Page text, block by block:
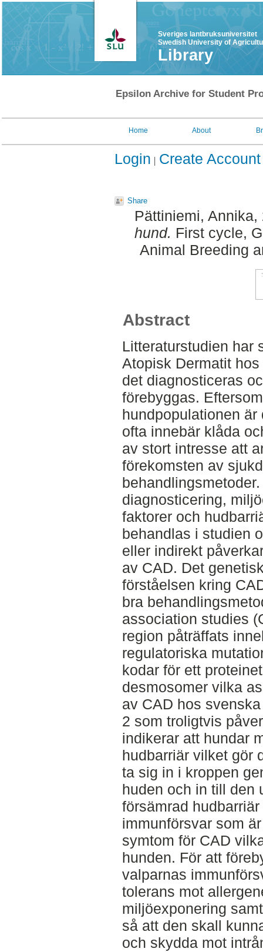
Sveriges lantbruksuniversitet
Swedish University of
Library
Epsilon Archive for Student
Home About
Login Create Account
Share
Pättiniemi, Annika,
hund. First cycle,
Animal Breeding
Abstract
Litteraturstudien har
Atopisk Dermatit
det diagnosticeras
förebyggas.
hundpopulationen
ofta innebär klåda
av stort intresse att
förekomsten av
diagnosticering,
faktorer och
behandlas i studien
eller indirekt
av CAD. Det
förståelsen kring
bra
association studies
region påträffats
regulatoriska
kodar för ett
desmosomer vilka
av CAD hos
2 som troligtvis
indikerar att hundar
hudbarriär vilket gör
ta sig in i kroppen
huden och in till den
försämrad
immunförsvar som
symtom för CAD
hunden. För att
valparnas
tolerans mot
miljöexponering
så att den skall
och skydda mot